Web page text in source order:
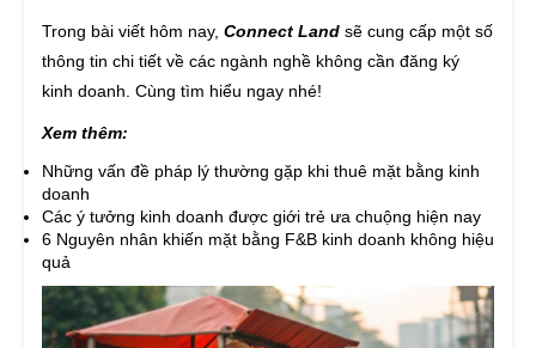
Trong bài viết hôm nay, Connect Land sẽ cung cấp một số
thông tin chi tiết về các ngành nghề không cần đăng ký
kinh doanh. Cùng tìm hiểu ngay nhé!
Xem thêm:
Những vấn đề pháp lý thường gặp khi thuê mặt bằng kinh
doanh
Các ý tưởng kinh doanh được giới trẻ ưa chuộng hiện nay
6 Nguyên nhân khiến mặt bằng F&B kinh doanh không hiệu
quả